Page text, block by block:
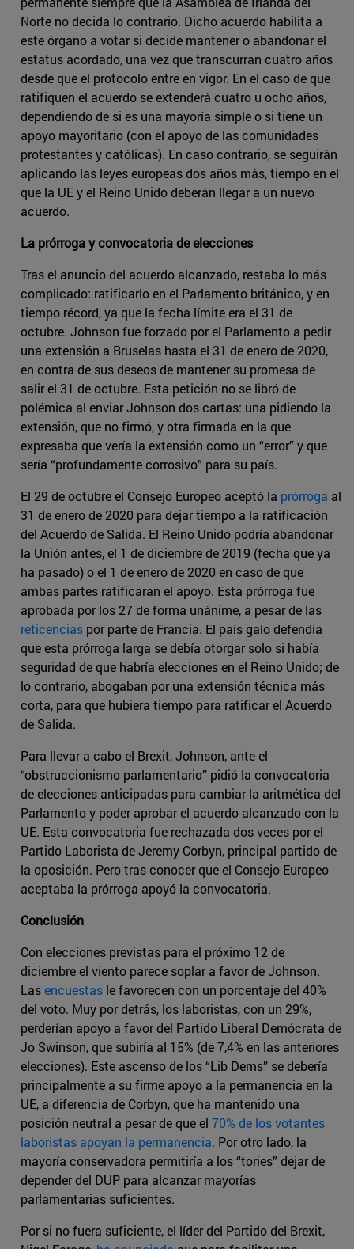
Norte no decida lo contrario. Dicho acuerdo habilita a
este órgano a votar si decide mantener o abandonar el
estatus acordado, una vez que transcurran cuatro años
desde que el protocolo entre en vigor. En el caso de que
ratifiquen el acuerdo se extenderá cuatro u ocho años,
dependiendo de si es una mayoría simple o si tiene un
apoyo mayoritario (con el apoyo de las comunidades
protestantes y católicas). En caso contrario, se seguirán
aplicando las leyes europeas dos años más, tiempo en el
que la UE y el Reino Unido deberán llegar a un nuevo
acuerdo.
La prórroga y convocatoria de elecciones
Tras el anuncio del acuerdo alcanzado, restaba lo más
complicado: ratificarlo en el Parlamento británico, y en
tiempo récord, ya que la fecha límite era el 31 de
octubre. Johnson fue forzado por el Parlamento a pedir
una extensión a Bruselas hasta el 31 de enero de 2020,
en contra de sus deseos de mantener su promesa de
salir el 31 de octubre. Esta petición no se libró de
polémica al enviar Johnson dos cartas: una pidiendo la
extensión, que no firmó, y otra firmada en la que
expresaba que vería la extensión como un “error” y que
sería “profundamente corrosivo” para su país.
El 29 de octubre el Consejo Europeo aceptó la prórroga al
31 de enero de 2020 para dejar tiempo a la ratificación
del Acuerdo de Salida. El Reino Unido podría abandonar
la Unión antes, el 1 de diciembre de 2019 (fecha que ya
ha pasado) o el 1 de enero de 2020 en caso de que
ambas partes ratificaran el apoyo. Esta prórroga fue
aprobada por los 27 de forma unánime, a pesar de las
reticencias por parte de Francia. El país galo defendía
que esta prórroga larga se debía otorgar solo si había
seguridad de que habría elecciones en el Reino Unido; de
lo contrario, abogaban por una extensión técnica más
corta, para que hubiera tiempo para ratificar el Acuerdo
de Salida.
Para llevar a cabo el Brexit, Johnson, ante el
“obstruccionismo parlamentario” pidió la convocatoria
de elecciones anticipadas para cambiar la aritmética del
Parlamento y poder aprobar el acuerdo alcanzado con la
UE. Esta convocatoria fue rechazada dos veces por el
Partido Laborista de Jeremy Corbyn, principal partido de
la oposición. Pero tras conocer que el Consejo Europeo
aceptaba la prórroga apoyó la convocatoria.
Conclusión
Con elecciones previstas para el próximo 12 de
diciembre el viento parece soplar a favor de Johnson.
Lasencuestas le favorecen con un porcentaje del 40%
del voto. Muy por detrás, los laboristas, con un 29%,
perderían apoyo a favor del Partido Liberal Demócrata de
Jo Swinson, que subiría al 15% (de 7,4% en las anteriores
elecciones). Este ascenso de los “Lib Dems” se debería
principalmente a su firme apoyo a la permanencia en la
UE, a diferencia de Corbyn, que ha mantenido una
posición neutral a pesar de que el 70% de los votantes
laboristas apoyan la permanencia. Por otro lado, la
mayoría conservadora permitiría a los “tories” dejar de
depender del DUP para alcanzar mayorías
parlamentarias suficientes.
Por si no fuera suficiente, el líder del Partido del Brexit,